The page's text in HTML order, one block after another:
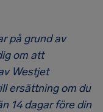
på grund av
om att
Westjet
ersättning om du
14 dagar före din